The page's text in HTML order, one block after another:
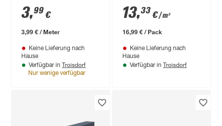
0,05 cm
3,99 €
3,99 € / Meter
Keine Lieferung nach
Hause
Verfügbar in Troisdorf
Nur wenige verfügbar
cm
13,33 €/ m²
16,99 € / Pack
Keine Lieferung nach
Hause
Verfügbar in Troisdorf